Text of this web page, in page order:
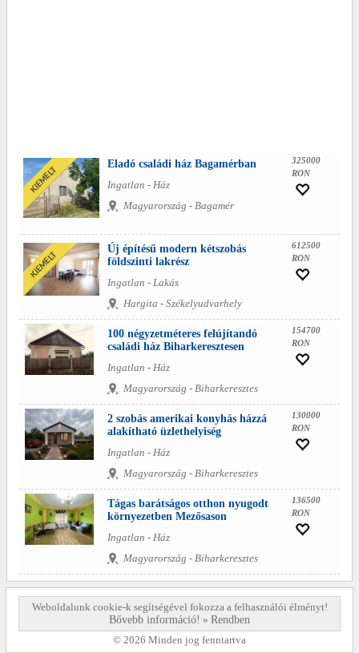
Eladó családi ház Bagamérban
Ingatlan - Ház
Magyarország - Bagamér
325000
RON
Új építésű modern kétszobás
földszinti lakrész
Ingatlan - Lakás
Hargita - Székelyudvarhely
612500
RON
100 négyzetméteres felújítandó
családi ház Biharkeresztesen
Ingatlan - Ház
Magyarország - Biharkeresztes
154700
RON
2 szobás amerikai konyhás házzá
alakítható üzlethelyiség
Ingatlan - Ház
Magyarország - Biharkeresztes
130000
RON
Tágas barátságos otthon nyugodt
környezetben Mezősason
Ingatlan - Ház
Magyarország - Biharkeresztes
136500
RON
Weboldalunk cookie-k segítségével fokozza a felhasználói élményt!
Bővebb információ! » Rendben
© 2026 Minden jog fenntartva